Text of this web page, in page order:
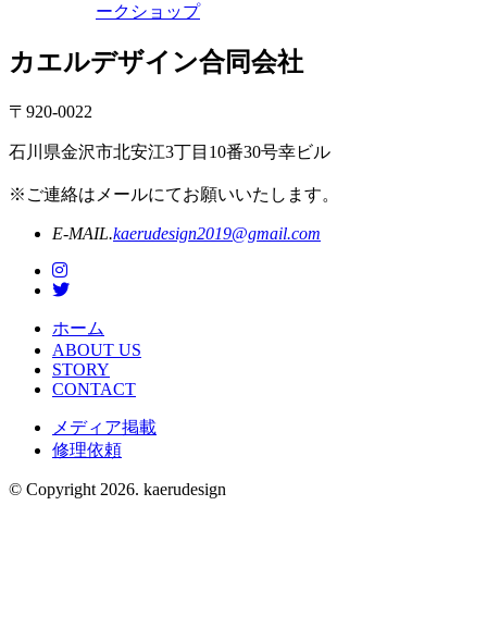
ークショップ
カエルデザイン合同会社
〒920-0022
石川県金沢市北安江3丁目10番30号幸ビル
※ご連絡はメールにてお願いいたします。
E-MAIL.kaerudesign2019@gmail.com
ホーム
ABOUT US
STORY
CONTACT
メディア掲載
修理依頼
© Copyright 2026. kaerudesign